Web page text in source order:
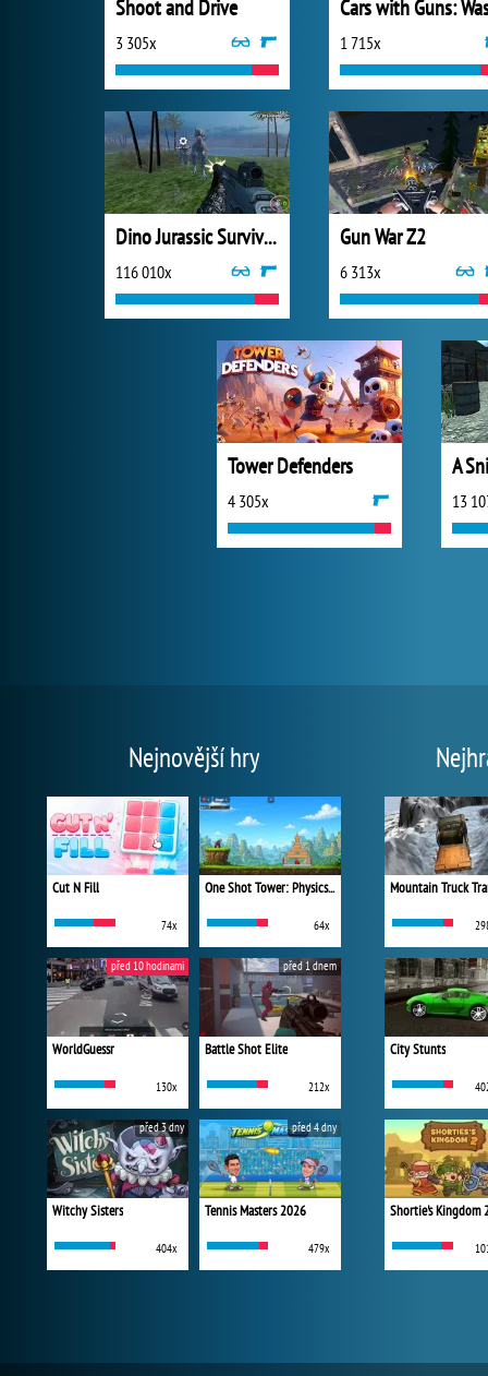
Shoot and Drive
3 305x 1 715x
Dino Jurassic Survival World
116 010x
Gun War Z2
6 313x
Tower Defenders
4 305x 13
Nejnovější hry
Cut N Fill
74x
One Shot Tower: Physics Destroyer
64x
WorldGuessr
130x
před 10 hodinami
Battle Shot Elite
212x
před 1 dnem
Witchy Sisters
404x
před 3 dny
Tennis Masters 2026
479x
před 4 dny
Mountain Truck
City Stunts
Shortie's Kingdom